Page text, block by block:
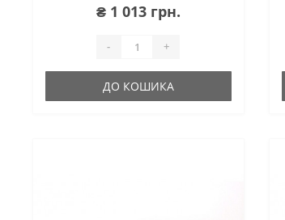
₴ 1 013 грн.
- +
ДО КОШИКА